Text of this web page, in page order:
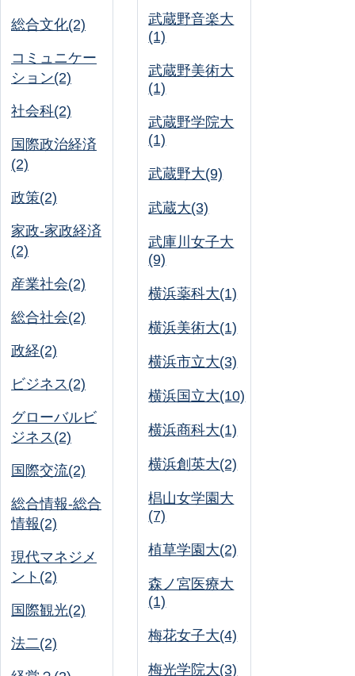
総合文化(2)
コミュニケー
ション(2)
社会科(2)
国際政治経済
(2)
政策(2)
家政-家政経済
(2)
産業社会(2)
総合社会(2)
政経(2)
ビジネス(2)
グローバルビ
ジネス(2)
国際交流(2)
総合情報-総合
情報(2)
現代マネジメ
ント(2)
国際観光(2)
法二(2)
武蔵野音楽大
(1)
武蔵野美術大
(1)
武蔵野学院大
(1)
武蔵野大(9)
武蔵大(3)
武庫川女子大
(9)
横浜薬科大(1)
横浜美術大(1)
横浜市立大(3)
横浜国立大(10)
横浜商科大(1)
横浜創英大(2)
椙山女学園大
(7)
植草学園大(2)
森ノ宮医療大
(1)
梅花女子大(4)
梅光学院大(3)